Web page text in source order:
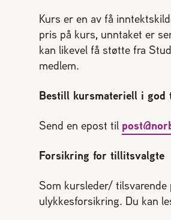
Kurs er en av få
pris på kurs, unntaket er
kan likevel få støtte fra
medlem.
Bestill kursmateriell i god
Send en epost til
Forsikring for tillitsvalgte
Som kursleder/
ulykkesforsikring. Du kan